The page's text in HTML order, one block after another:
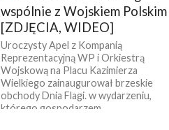
wspólnie z Wojskiem Polskim
[ZDJĘCIA, WIDEO]
Uroczysty Apel z Kompanią
Reprezentacyjną WP i Orkiestrą
Wojskową na Placu Kazimierza
Wielkiego zainaugurował brzeskie
obchody Dnia Flagi. w wydarzeniu,
którego gospodarzem...